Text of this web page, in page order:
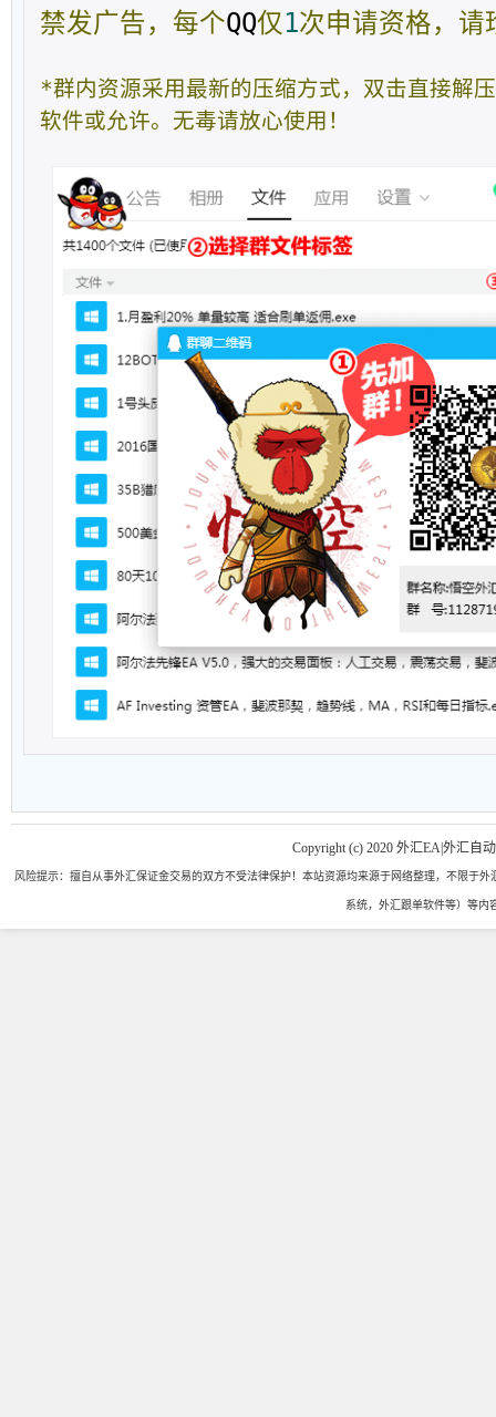
禁发广告，每个QQ仅1次申请资格，请
*群内资源采用最新的压缩方式，双击直接解
软件或允许。无毒请放心使用！
Copyright (c) 2020 外汇EA|外汇自
风险提示：擅自从事外汇保证金交易的双方不受法律保护！本站资源均来源于网络整理，不限于
系统，外汇跟单软件等）等内